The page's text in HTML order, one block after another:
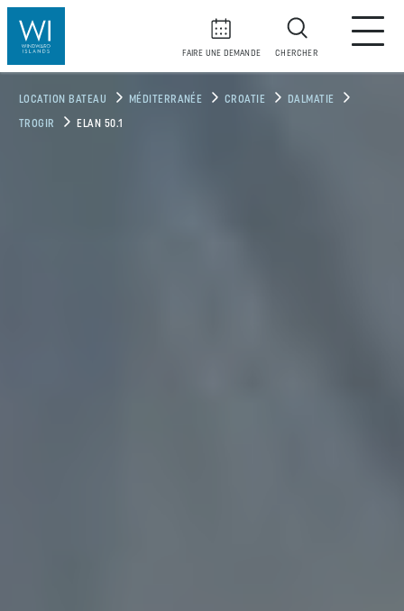
FAIRE UNE DEMANDE CHERCHER
LOCATION BATEAU MÉDITERRANÉE CROATIE DALMATIE
TROGIR ELAN 50.1